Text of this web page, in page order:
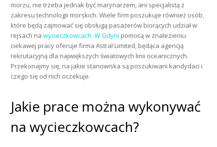
morzu, nie trzeba jednak być marynarzem, ani specjalistą z
zakresu technologii morskich. Wiele firm poszukuje również osób,
które będą zajmować się obsługą pasażerów biorących udział w
rejsach nawycieczkowcach. W Gdyni pomocą w znalezieniu
ciekawej pracy oferuje firma Astral Limited, będąca agencją
rekrutacyjną dla największych światowych linii oceanicznych.
Przekonajmy się, na jakie stanowiska są poszukiwani kandydaci i
czego się od nich oczekuje.
Jakie prace można wykonywać
na wycieczkowcach?